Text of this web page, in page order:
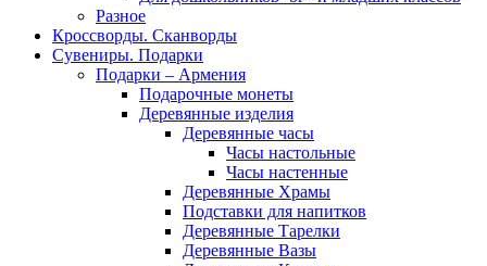
Разное
Кроссворды. Сканворды
Сувениры. Подарки
Подарки – Армения
Подарочные монеты
Деревянные изделия
Деревянные часы
Часы настольные
Часы настенные
Деревянные Храмы
Подставки для напитков
Деревянные Тарелки
Деревянные Вазы